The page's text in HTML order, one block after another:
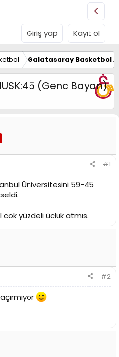
Giriş yap Kayıt ol
Galatasaray Basketbol
(Genc Bayan)
#1
Üniversitesini 59-45
yüzdeli üclük atmıs.
#2